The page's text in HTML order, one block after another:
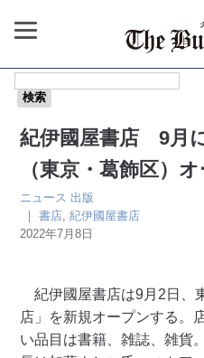
紀伊國屋書店 9月
（東京・葛飾区）
ニュース 出版
｜書店 ,紀伊國屋書店
2022年7月8日
紀伊國屋書店は9月2日、
店」を新規オープンする
い品目は書籍、雑誌、雑貨